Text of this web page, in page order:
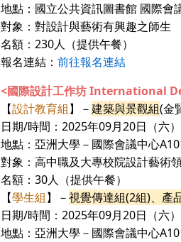
地點：國立公共資訊圖書館 國際會
對象：對設計與藝術有興趣之師生
名額：230人（提供午餐）
報名連結： 前往報名連結
<國際設計工作坊 International
【設計教育組】 －建築與景觀組(金
日期/時間：2025年09月20日（六
地點：亞洲大學－國際會議中心
對象：高中職及大專校院設計藝術
名額：30人（提供午餐）
【學生組】 －視覺傳達組(2組)、產
日期/時間：2025年09月20日（六
地點：亞洲大學－國際會議中心